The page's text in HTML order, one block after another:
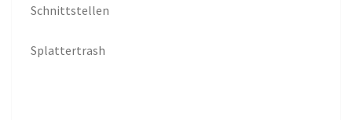
Schnittstellen
Splattertrash